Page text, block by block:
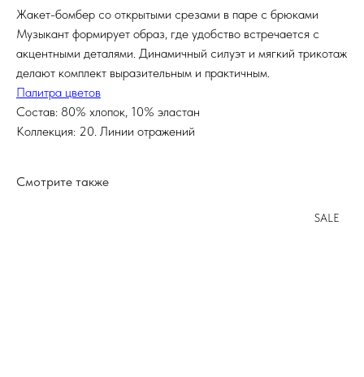
Жакет-бомбер со открытыми срезами в паре с брюками
Музыкант формирует образ, где удобство встречается с
акцентными деталями. Динамичный силуэт и мягкий трикотаж
делают комплект выразительным и практичным.
Палитра цветов
Состав: 80% хлопок, 10% эластан
Коллекция: 20. Линии отражений
Смотрите также
SALE